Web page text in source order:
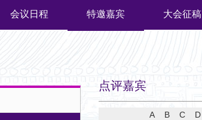
会议日程 特邀嘉宾 大会征稿
点评嘉宾
A B C D